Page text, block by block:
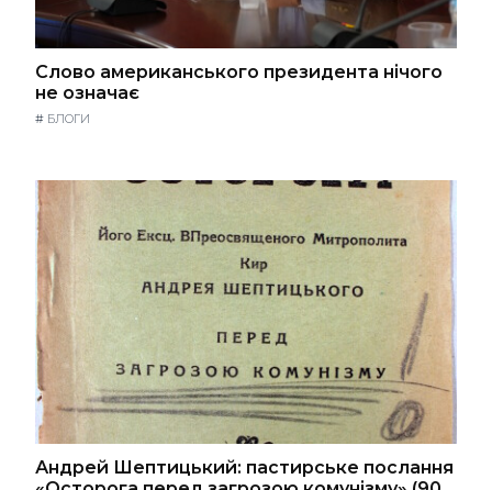
Слово американського президента нічого
не означає
# БЛОГИ
Андрей Шептицький: пастирське послання